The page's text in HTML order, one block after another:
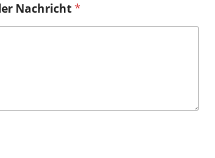
Nachricht*